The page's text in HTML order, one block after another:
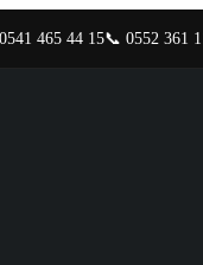
465 44 15📞 0552 361